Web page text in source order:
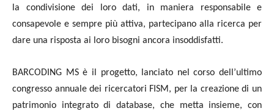
la condivisione dei loro dati, in maniera responsabile e
consapevole e sempre più attiva, partecipano alla ricerca per
dare una risposta ai loro bisogni ancora insoddisfatti.
BARCODING MS è il progetto, lanciato nel corso dell’ultimo
congresso annuale dei ricercatori FISM, per la creazione di un
patrimonio integrato di database, che metta insieme, con